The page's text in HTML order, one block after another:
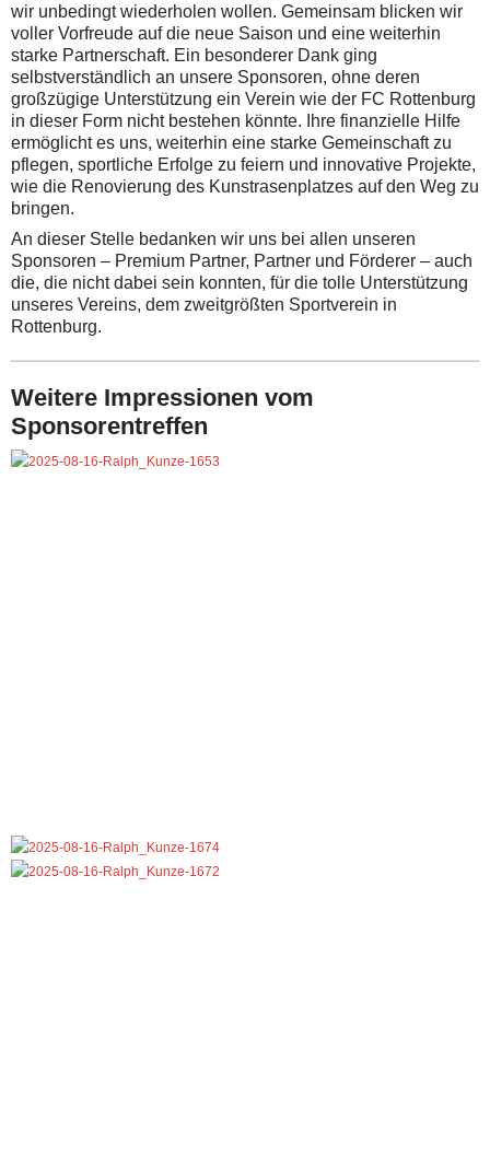
wir unbedingt wiederholen wollen. Gemeinsam blicken wir
voller Vorfreude auf die neue Saison und eine weiterhin
starke Partnerschaft. Ein besonderer Dank ging
selbstverständlich an unsere Sponsoren, ohne deren
großzügige Unterstützung ein Verein wie der FC Rottenburg
in dieser Form nicht bestehen könnte. Ihre finanzielle Hilfe
ermöglicht es uns, weiterhin eine starke Gemeinschaft zu
pflegen, sportliche Erfolge zu feiern und innovative Projekte,
wie die Renovierung des Kunstrasenplatzes auf den Weg zu
bringen.
An dieser Stelle bedanken wir uns bei allen unseren
Sponsoren – Premium Partner, Partner und Förderer – auch
die, die nicht dabei sein konnten, für die tolle Unterstützung
unseres Vereins, dem zweitgrößten Sportverein in
Rottenburg.
Weitere Impressionen vom
Sponsorentreffen